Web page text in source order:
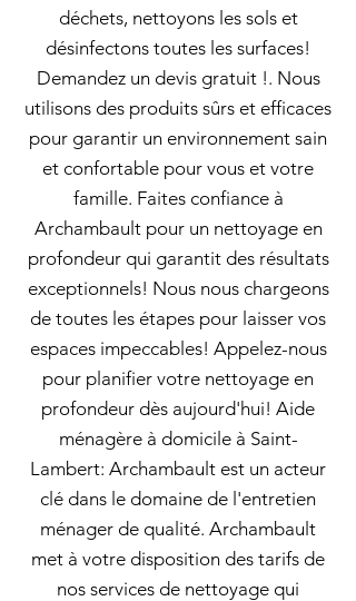
déchets, nettoyons les sols et
désinfectons toutes les surfaces!
Demandez un devis gratuit !. Nous
utilisons des produits sûrs et efficaces
pour garantir un environnement sain
et confortable pour vous et votre
famille. Faites confiance à
Archambault pour un nettoyage en
profondeur qui garantit des résultats
exceptionnels! Nous nous chargeons
de toutes les étapes pour laisser vos
espaces impeccables! Appelez-nous
pour planifier votre nettoyage en
profondeur dès aujourd'hui! Aide
ménagère à domicile à Saint-
Lambert: Archambault est un acteur
clé dans le domaine de l'entretien
ménager de qualité. Archambault
met à votre disposition des tarifs de
nos services de nettoyage qui